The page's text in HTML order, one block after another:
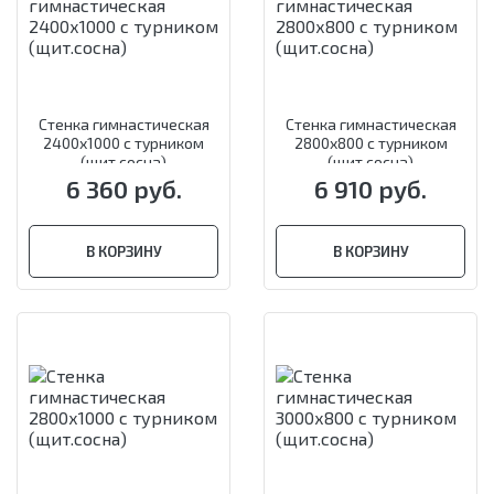
Стенка гимнастическая
2400х1000 с турником
(щит.сосна)
6 360 руб.
В КОРЗИНУ
Стенка гимнастическая
2800х800 с турником
(щит.сосна)
6 910 руб.
В КОРЗИНУ